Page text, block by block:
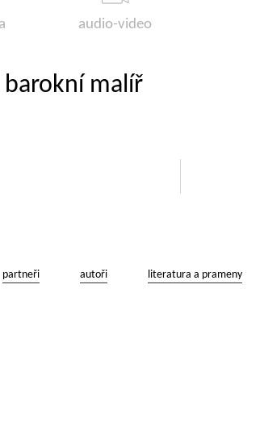
audio-video
malíř
partneři autoři literatura a prameny